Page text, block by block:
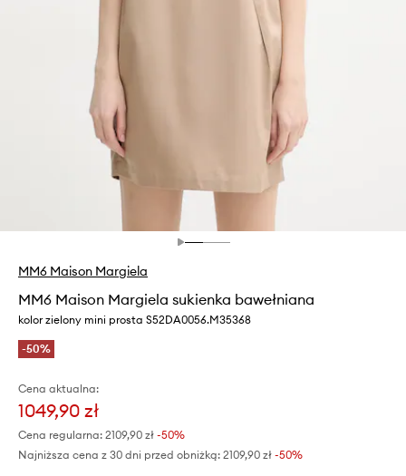
MM6 Maison Margiela
MM6 Maison Margiela sukienka bawełniana
kolor zielony mini prosta S52DA0056.M35368
-50%
Cena aktualna:
1049,90 zł
Cena regularna: 2109,90 zł -50%
Najniższa cena z 30 dni przed obniżką: 2109,90 zł -50%